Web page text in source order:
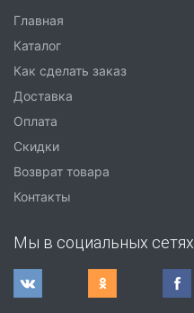
Главная
Каталог
Как сделать заказ
Доставка
Оплата
Скидки
Возврат товара
Контакты
Мы в социальных сетях